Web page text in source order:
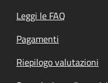
Leggi le FAQ
Pagamenti
Riepilogo valutazioni